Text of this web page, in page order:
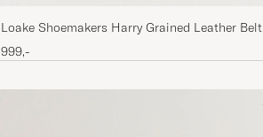
Loake Shoemakers Harry Grained Leather Belt
Dark Brown
999,-